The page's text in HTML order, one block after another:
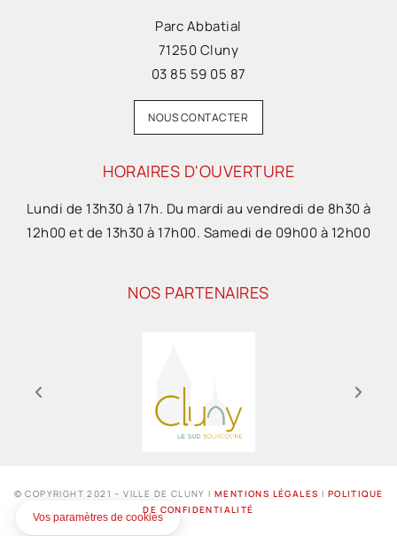
Parc Abbatial
71250 Cluny
03 85 59 05 87
NOUS CONTACTER
HORAIRES D'OUVERTURE
Lundi de 13h30 à 17h. Du mardi au vendredi de 8h30 à
12h00 et de 13h30 à 17h00. Samedi de 09h00 à 12h00
NOS PARTENAIRES
© COPYRIGHT 2021 – VILLE DE CLUNY IMENTIONS LÉGALES I POLITIQUE
DE CONFIDENTIALITÉ